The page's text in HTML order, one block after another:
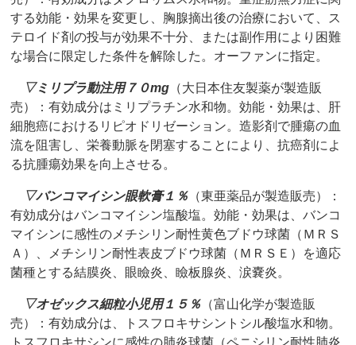
する効能・効果を変更し、胸腺摘出後の治療において、ス
テロイド剤の投与が効果不十分、または副作用により困難
な場合に限定した条件を解除した。オーファンに指定。
▽ミリプラ動注用７０mg （大日本住友製薬が製造販
売）：有効成分はミリプラチン水和物。効能・効果は、肝
細胞癌におけるリピオドリゼーション。造影剤で腫瘍の血
流を阻害し、栄養動脈を閉塞することにより、抗癌剤によ
る抗腫瘍効果を向上させる。
▽バンコマイシン眼軟膏１％ （東亜薬品が製造販売）：
有効成分はバンコマイシン塩酸塩。効能・効果は、バンコ
マイシンに感性のメチシリン耐性黄色ブドウ球菌（ＭＲＳ
Ａ）、メチシリン耐性表皮ブドウ球菌（ＭＲＳＥ）を適応
菌種とする結膜炎、眼瞼炎、瞼板腺炎、涙嚢炎。
▽オゼックス細粒小児用１５％ （富山化学が製造販
売）：有効成分は、トスフロキサシントシル酸塩水和物。